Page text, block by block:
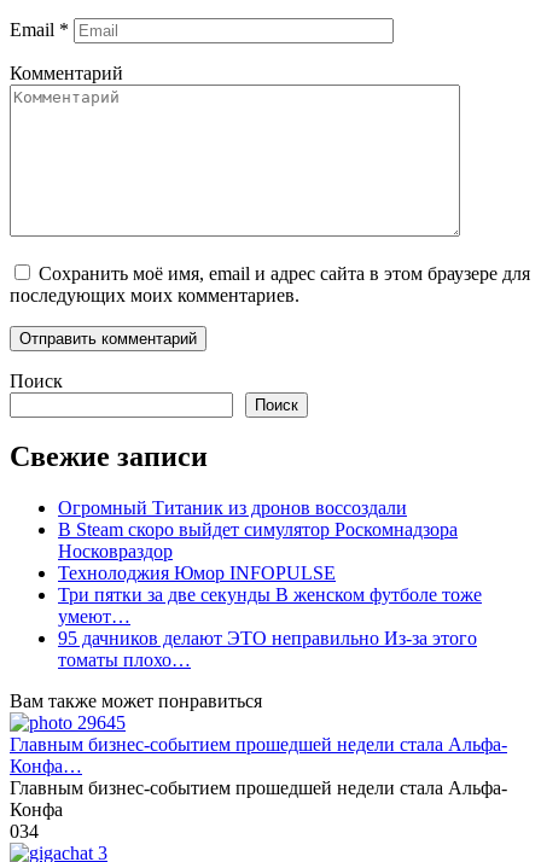
Email *
Комментарий
Сохранить моё имя, email и адрес сайта в этом браузере для
последующих моих комментариев.
Поиск
Поиск
Свежие записи
Огромный Титаник из дронов воссоздали
В Steam скоро выйдет симулятор Роскомнадзора
Носковраздор
Технолоджия Юмор INFOPULSE
Три пятки за две секунды В женском футболе тоже
умеют…
95 дачников делают ЭТО неправильно Из-за этого
томаты плохо…
Вам также может понравиться
Главным бизнес-событием прошедшей недели стала Альфа-
Конфа…
Главным бизнес-событием прошедшей недели стала Альфа-
Конфа
034